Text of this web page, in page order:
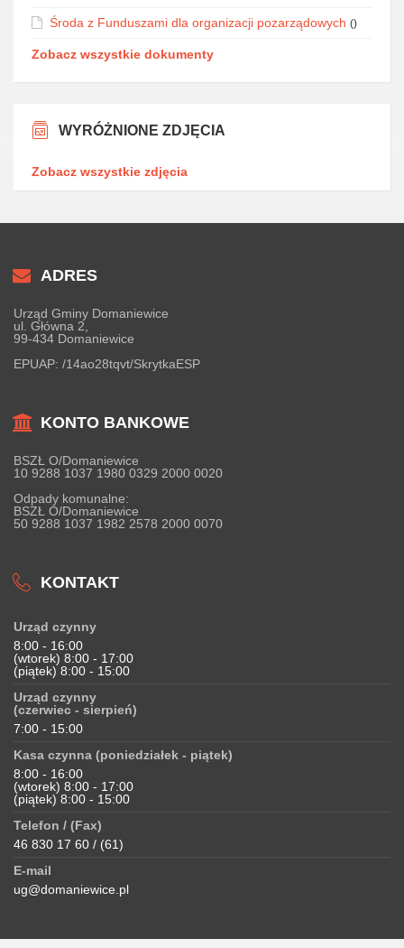
Środa z Funduszami dla organizacji pozarządowych ()
Zobacz wszystkie dokumenty
WYRÓŻNIONE ZDJĘCIA
Zobacz wszystkie zdjęcia
ADRES
Urząd Gminy Domaniewice
ul. Główna 2,
99-434 Domaniewice
EPUAP: /14ao28tqvt/SkrytkaESP
KONTO BANKOWE
BSZŁ O/Domaniewice
10 9288 1037 1980 0329 2000 0020
Odpady komunalne:
BSZŁ O/Domaniewice
50 9288 1037 1982 2578 2000 0070
KONTAKT
Urząd czynny
8:00 - 16:00
(wtorek) 8:00 - 17:00
(piątek) 8:00 - 15:00
Urząd czynny
(czerwiec - sierpień)
7:00 - 15:00
Kasa czynna (poniedziałek - piątek)
8:00 - 16:00
(wtorek) 8:00 - 17:00
(piątek) 8:00 - 15:00
Telefon / (Fax)
46 830 17 60 / (61)
E-mail
ug@domaniewice.pl